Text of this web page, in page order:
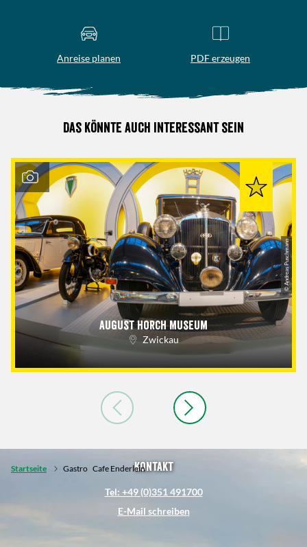
Anreise planen PDF erzeugen
Das könnte auch interessant sein
August Horch Museum
Zwickau
© Andreas Puschmann
Startseite Gastro Cafe EnderleinKontakt
Tel: +49 (0)351 491700
E-Mail schreiben